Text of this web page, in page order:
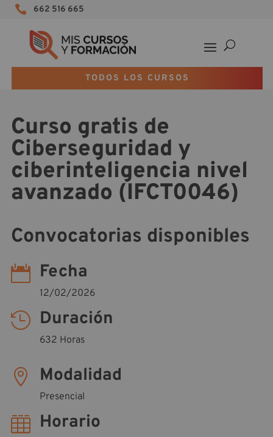
 662 516 665
TODOS LOS CURSOS
Curso gratis de
Ciberseguridad y
ciberinteligencia nivel
avanzado (IFCT0046)
Convocatorias disponibles
 Fecha
12/02/2026
 Duración
632 Horas
 Modalidad
Presencial
 Horario